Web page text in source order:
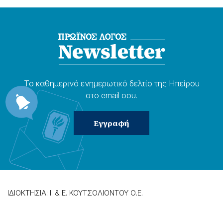
Το καθημερɩνό ενημερωτɩκό δελτίο της Ηπείρου
στο email σου.
ΙΔΙΟΚΤΗΣΙΑ: Ι. & Ε. ΚΟΥΤΣΟΛΙΟΝΤΟΥ Ο.Ε.